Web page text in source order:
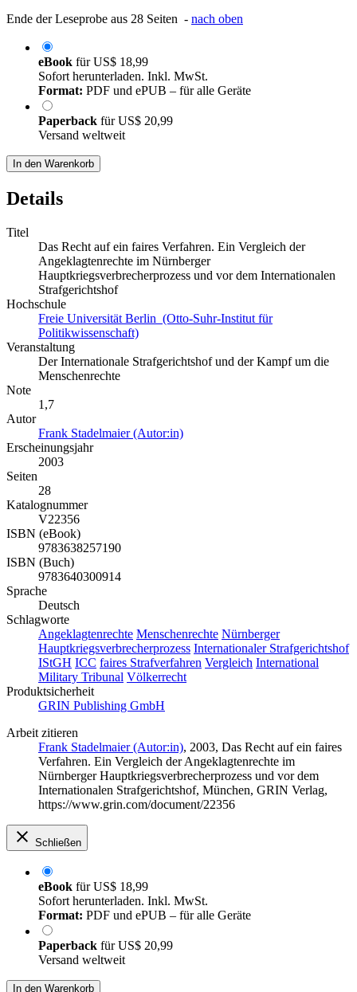
Ende der Leseprobe aus 28 Seiten - nach oben
eBook fürUS$ 18,99
Sofort herunterladen. Inkl. MwSt.
Format: PDF und ePUB – für alle Geräte
Paperback fürUS$ 20,99
Versand weltweit
In den Warenkorb
Details
Titel
Das Recht auf ein faires Verfahren. Ein Vergleich der
Angeklagtenrechte im Nürnberger
Hauptkriegsverbrecherprozess und vor dem Internationalen
Strafgerichtshof
Hochschule
Freie Universität Berlin (Otto-Suhr-Institut für
Politikwissenschaft)
Veranstaltung
Der Internationale Strafgerichtshof und der Kampf um die
Menschenrechte
Note
1,7
Autor
Frank Stadelmaier (Autor:in)
Erscheinungsjahr
2003
Seiten
28
Katalognummer
V22356
ISBN (eBook)
9783638257190
ISBN (Buch)
9783640300914
Sprache
Deutsch
Schlagworte
Angeklagtenrechte Menschenrechte Nürnberger
Hauptkriegsverbrecherprozess Internationaler Strafgerichtshof
IStGH ICC faires Strafverfahren Vergleich International
Military Tribunal Völkerrecht
Produktsicherheit
GRIN Publishing GmbH
Arbeit zitieren
Frank Stadelmaier (Autor:in), 2003, Das Recht auf ein faires
Verfahren. Ein Vergleich der Angeklagtenrechte im
Nürnberger Hauptkriegsverbrecherprozess und vor dem
Internationalen Strafgerichtshof, München, GRIN Verlag,
https://www.grin.com/document/22356
Schließen
eBook fürUS$ 18,99
Sofort herunterladen. Inkl. MwSt.
Format: PDF und ePUB – für alle Geräte
Paperback fürUS$ 20,99
Versand weltweit
In den Warenkorb